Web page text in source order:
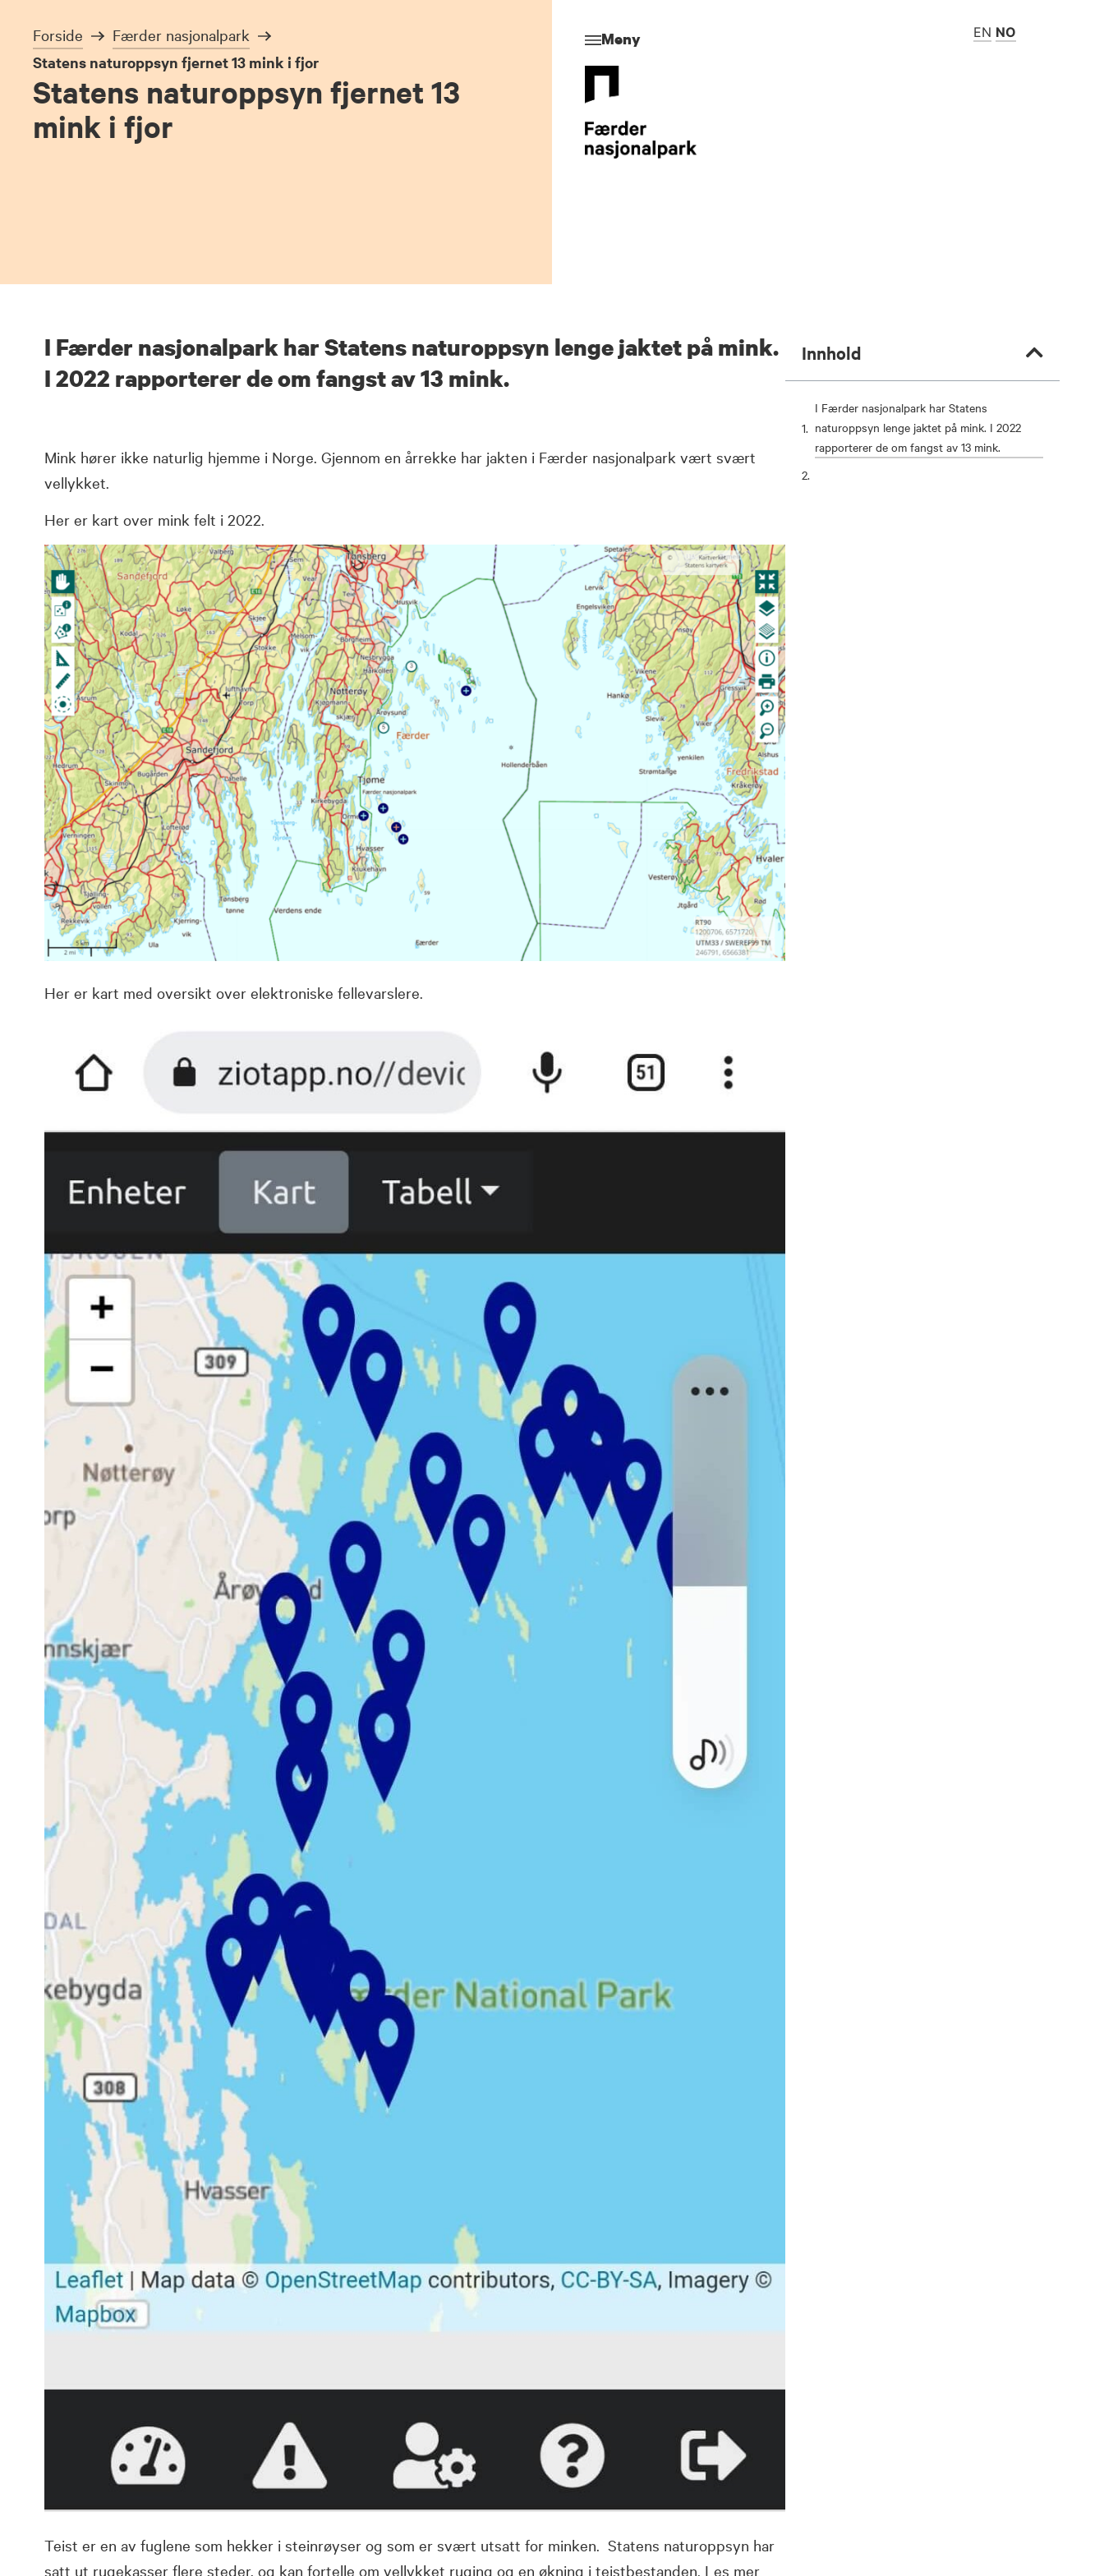
Forside Færder nasjonalpark
Statens naturoppsyn fjernet 13 mink i fjor
Statens naturoppsyn fjernet 13
mink i fjor
Meny EN NO
I Færder nasjonalpark har Statens naturoppsyn lenge jaktet på mink.
I 2022 rapporterer de om fangst av 13 mink.
Mink hører ikke naturlig hjemme i Norge. Gjennom en årrekke har jakten i Færder nasjonalpark vært svært
vellykket.
Her er kart over mink felt i 2022.
Her er kart med oversikt over elektroniske fellevarslere.
Teist er en av fuglene som hekker i steinrøyser og som er svært utsatt for minken. Statens naturoppsyn har
satt ut rugekasser flere steder, og kan fortelle om vellykket ruging og en økning i teistbestanden. Les mer
Innhold
I Færder nasjonalpark har Statens
naturoppsyn lenge jaktet på mink. I 2022
rapporterer de om fangst av 13 mink.